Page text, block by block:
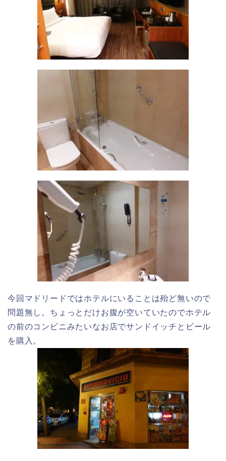
今回マドリードではホテルにいることは殆ど無いので
問題無し。ちょっとだけお腹が空いていたのでホテル
の前のコンビニみたいなお店でサンドイッチとビール
を購入。